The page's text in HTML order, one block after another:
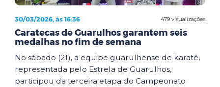
479 visualizações
30/03/2026, às 16:36
Caratecas de Guarulhos garantem seis
medalhas no fim de semana
No sábado (21), a equipe guarulhense de karatê,
representada pelo Estrela de Guarulhos,
participou da terceira etapa do Campeonato